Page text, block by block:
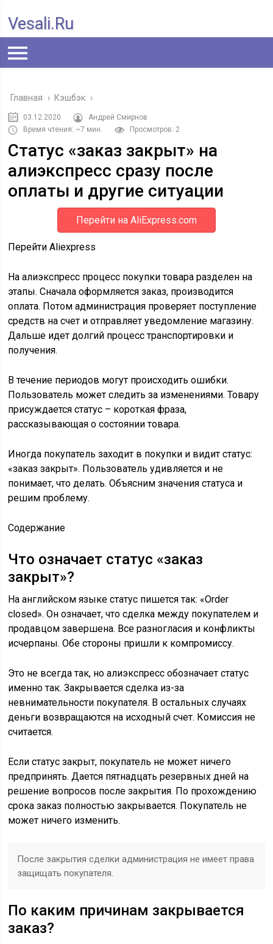
Vesali.ru
Главная › Кэшбэк ›
03.12.2020
Андрей Смирнов
Время чтения: ~7 мин.
Просмотров: 2
Статус «заказ закрыт» на
алиэкспресс сразу после
оплаты и другие ситуации
Перейти на AliExpress.com
Перейти Aliexpress
На алиэкспресс процесс покупки товара разделен на
этапы. Сначала оформляется заказ, производится
оплата. Потом администрация проверяет поступление
средств на счет и отправляет уведомление магазину.
Дальше идет долгий процесс транспортировки и
получения.
В течение периодов могут происходить ошибки.
Пользователь может следить за изменениями. Товару
присуждается статус – короткая фраза,
рассказывающая о состоянии товара.
Иногда покупатель заходит в покупки и видит статус:
«заказ закрыт». Пользователь удивляется и не
понимает, что делать. Объясним значения статуса и
решим проблему.
Содержание
Что означает статус «заказ
закрыт»?
На английском языке статус пишется так: «Order
closed». Он означает, что сделка между покупателем и
продавцом завершена. Все разногласия и конфликты
исчерпаны. Обе стороны пришли к компромиссу.
Это не всегда так, но алиэкспресс обозначает статус
именно так. Закрывается сделка из-за
невнимательности покупателя. В остальных случаях
деньги возвращаются на исходный счет. Комиссия не
считается.
Если статус закрыт, покупатель не может ничего
предпринять. Дается пятнадцать резервных дней на
решение вопросов после закрытия. По прохождению
срока заказ полностью закрывается. Покупатель не
может ничего изменить.
После закрытия сделки администрация не имеет права
защищать покупателя.
По каким причинам закрывается
заказ?